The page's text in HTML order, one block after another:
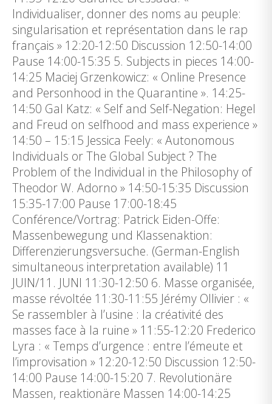
Individualiser, donner des noms au peuple:
singularisation et représentation dans le rap
français » 12:20-12:50 Discussion 12:50-14:00
Pause 14:00-15:35 5. Subjects in pieces 14:00-
14:25 Maciej Grzenkowicz: « Online Presence
and Personhood in the Quarantine ». 14:25-
14:50 Gal Katz: « Self and Self-Negation: Hegel
and Freud on selfhood and mass experience »
14:50 – 15:15 Jessica Feely: « Autonomous
Individuals or The Global Subject ? The
Problem of the Individual in the Philosophy of
Theodor W. Adorno » 14:50-15:35 Discussion
15:35-17:00 Pause 17:00-18:45
Conférence/Vortrag: Patrick Eiden-Offe:
Massenbewegung und Klassenaktion:
Differenzierungsversuche. (German-English
simultaneous interpretation available) 11
JUIN/11. JUNI 11:30-12:50 6. Masse organisée,
masse révoltée 11:30-11:55 Jérémy Ollivier : «
Se rassembler à l’usine : la créativité des
masses face à la ruine » 11:55-12:20 Frederico
Lyra : « Temps d’urgence : entre l’émeute et
l’improvisation » 12:20-12:50 Discussion 12:50-
14:00 Pause 14:00-15:20 7. Revolutionäre
Massen, reaktionäre Massen 14:00-14:25